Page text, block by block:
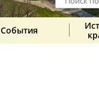
События